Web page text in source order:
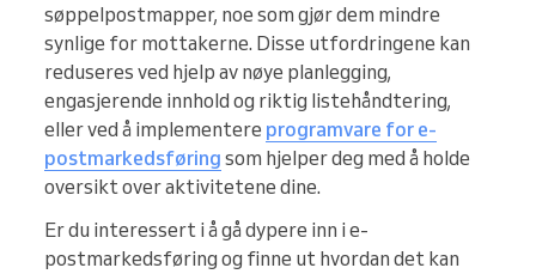
søppelpostmapper, noe som gjør dem mindre
synlige for mottakerne. Disse utfordringene kan
reduseres ved hjelp av nøye planlegging,
engasjerende innhold og riktig listehåndtering,
eller ved å implementere programvare for e-
postmarkedsføring som hjelper deg med å holde
oversikt over aktivitetene dine.
Er du interessert i å gå dypere inn i e-
postmarkedsføring og finne ut hvordan det kan